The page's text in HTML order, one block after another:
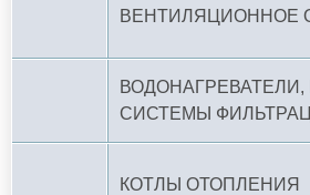
ВЕНТИЛЯЦИОННОЕ
СИСТЕМЫ
КОТЛЫ ОТОПЛЕНИЯ